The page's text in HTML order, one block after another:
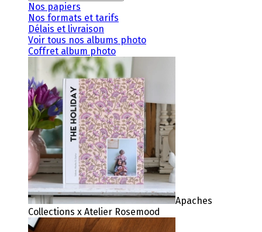
Nos papiers
Nos formats et tarifs
Délais et livraison
Voir tous nos albums photo
Coffret album photo
Apaches
Collections x Atelier Rosemood